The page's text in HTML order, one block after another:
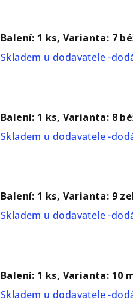
Balení: 1 ks, Varianta: 7
Skladem u dodavatele -
Balení: 1 ks, Varianta: 8
Skladem u dodavatele -
Balení: 1 ks, Varianta: 9
Skladem u dodavatele -
Balení: 1 ks, Varianta: 10
Skladem u dodavatele -